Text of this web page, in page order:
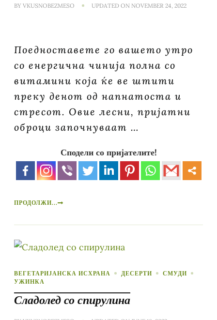
BY VKUSNOBEZMESO UPDATED ON NOVEMBER 24, 2022
Поедноставете го вашето утро
со енергична чинија полна со
витамини која ќе ве штити
преку денот од напнатоста и
стресот. Овие лесни, пријатни
оброци започнуваат …
Сподели со пријателите!
ПРОДОЛЖИ...
ВЕГЕТАРИЈАНСКА ИСХРАНА ДЕСЕРТИ
СМУДИ
УЖИНКА
Сладолед со спирулина